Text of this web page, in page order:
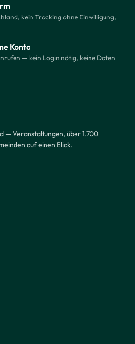
kein Tracking ohne Einwilligung,
Konto
— kein Login nötig, keine Daten
— Veranstaltungen, über 1.700
auf einen Blick.